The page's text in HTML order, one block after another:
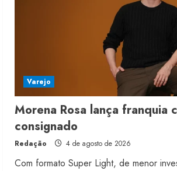
4 de agosto de 2026
Varejo
Morena Rosa lança franquia
consignado
Redação 4 de agosto de 2026
Com formato Super Light, de menor